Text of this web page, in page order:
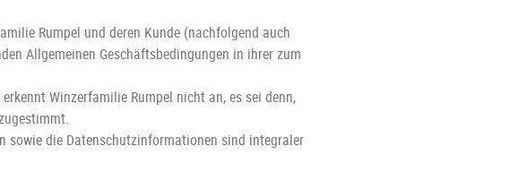
Rumpel und deren Kunde (nachfolgend auch
Allgemeinen Geschäftsbedingungen in ihrer zum
Winzerfamilie Rumpel nicht an, es sei denn,
sowie die Datenschutzinformationen sind integraler